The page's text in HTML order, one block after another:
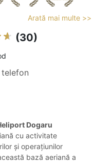
Arată mai multe >>
(30)
Dogaru
cu activitate
și operațiunilor
bază aeriană a